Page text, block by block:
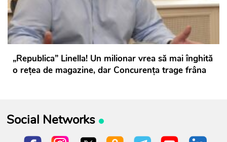
„Republica” Linella! Un milionar vrea să mai înghită
o rețea de magazine, dar Concurența trage frâna
Social Networks